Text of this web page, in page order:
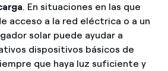
. En situaciones en las que
acceso a la red eléctrica o a un
solar puede ayudar a
dispositivos básicos de
que haya luz suficiente y